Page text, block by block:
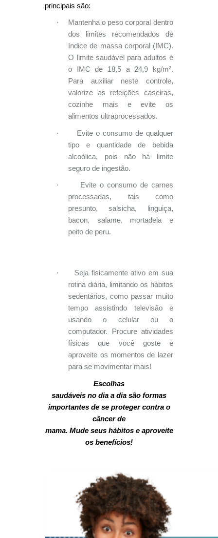
principais são:
·
Mantenha o peso corporal dentro
dos limites recomendados de
índice de massa corporal (IMC).
O limite saudável para adultos é
o IMC de 18,5 a 24,9 kg/m².
Para auxiliar neste controle,
valorize as refeições caseiras,
cozinhe mais e evite os
alimentos ultraprocessados.
·
Evite o consumo de qualquer
tipo e quantidade de bebida
alcoólica, pois não há limite
seguro de ingestão.
·
Evite o consumo de carnes
processadas, tais como
presunto, salsicha, linguiça,
bacon, salame, mortadela e
peito de peru.
·
Seja fisicamente ativo em sua
rotina diária, limitando os hábitos
sedentários, como passar muito
tempo assistindo televisão e
usando o celular ou o
computador. Procure atividades
físicas que você goste e
aproveite os momentos de lazer
para se movimentar mais!
Escolhas
saudáveis no dia a dia são formas
importantes de se proteger contra o
câncer de
mama. Mude seus hábitos e aproveite
os benefícios!